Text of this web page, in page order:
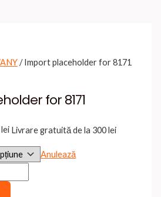
/ Import placeholder for 8171
for 8171
leiInterval
de
prețuri:
Livrare gratuită de la 300 lei
Anulează